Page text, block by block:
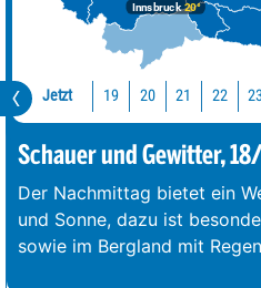
Innsbruck20°
Jetzt 19 20 21 22
Schauer und Gewitter,
Der Nachmittag bietet ein
und Sonne, dazu ist
sowie im Bergland mit